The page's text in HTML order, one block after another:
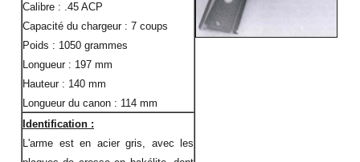
Calibre : .45 ACP
Capacité du chargeur : 7 coups
Poids : 1050 grammes
Longueur : 197 mm
Hauteur : 140 mm
Longueur du canon : 114 mm
Identification :
L'arme est en acier gris, avec les